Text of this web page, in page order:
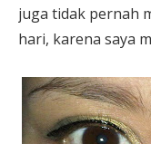
juga tidak pernah
hari, karena saya